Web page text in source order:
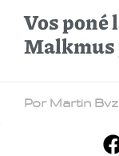
Vos poné
Malkmus
Por Martin Bvz